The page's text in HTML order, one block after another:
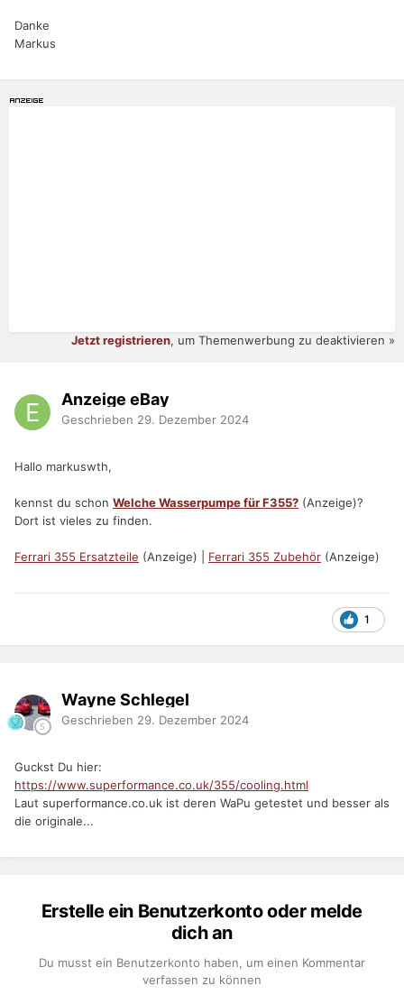
Danke
Markus
Jetzt registrieren, um Themenwerbung zu deaktivieren »
Anzeige eBay
Geschrieben 29. Dezember 2024
Hallo markuswth,
kennst du schon Welche Wasserpumpe für F355? (Anzeige)?
Dort ist vieles zu finden.
Ferrari 355 Ersatzteile (Anzeige) | Ferrari 355 Zubehör (Anzeige)
1
Wayne Schlegel
Geschrieben 29. Dezember 2024
Guckst Du hier:
https://www.superformance.co.uk/355/cooling.html
Laut superformance.co.uk ist deren WaPu getestet und besser als
die originale...
Erstelle ein Benutzerkonto oder melde
dich an
Du musst ein Benutzerkonto haben, um einen Kommentar
verfassen zu können